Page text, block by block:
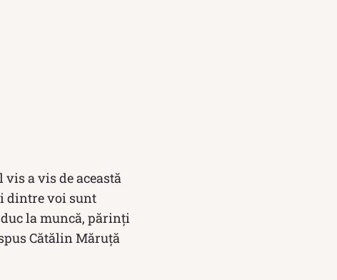
a vis de această
dintre voi sunt
la muncă, părinți
Cătălin Măruță